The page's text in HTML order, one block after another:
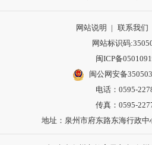
网站说明 | 联系我们
网站标识码
闽ICP备
闽公网安备
电话：0595-
传真：0595-
地址：泉州市府东路东海行政